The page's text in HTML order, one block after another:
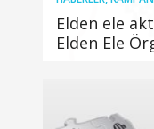
Elden ele
Elden Ele